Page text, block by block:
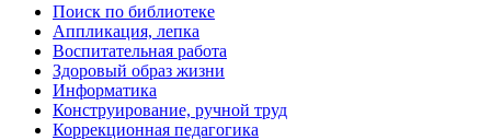
Поиск по библиотеке
Аппликация, лепка
Воспитательная работа
Здоровый образ жизни
Информатика
Конструирование, ручной труд
Коррекционная педагогика